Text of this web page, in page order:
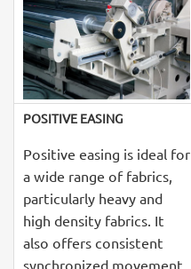
POSITIVE EASING
Positive easing is ideal for
a wide range of fabrics,
particularly heavy and
high density fabrics. It
also offers consistent
synchronized movement